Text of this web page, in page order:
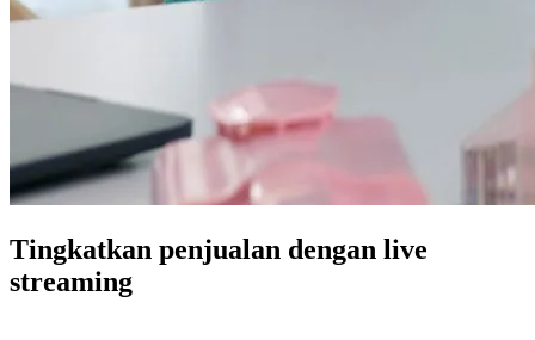
Tingkatkan penjualan dengan live
streaming